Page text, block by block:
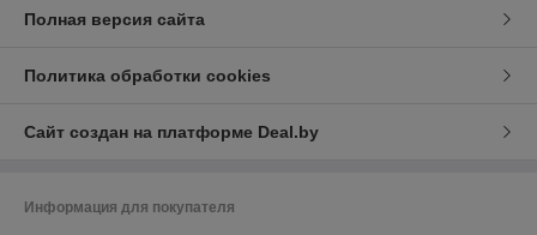
Полная версия сайта
Политика обработки cookies
Сайт создан на платформе Deal.by
Информация для покупателя